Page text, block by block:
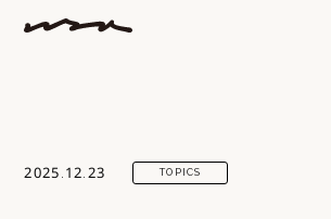
2025.12.23 TOPICS